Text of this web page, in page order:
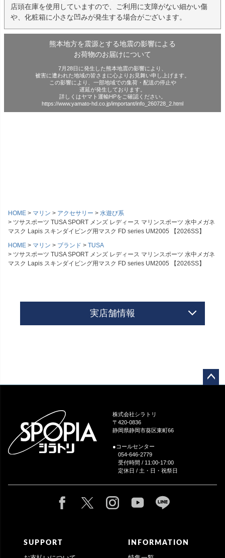
店頭在庫を使用していますので、ご利用に支障がない細かい傷
や、化粧箱に小さな凹みが発生する場合がございます。
熊本地方を震源とする地震の影響による
お荷物のお届けについて
7月28日に発生した熊本地震の影響により、
被害に遭われた地域の皆さまに心よりお見舞い申し上げます。
この影響により、一部地域での集荷・配送の停止や
遅延が発生しております。
詳しくはヤマト運輸HPをご確認ください。
https://www.yamato-hd.co.jp/important/info_260728_2.html
HOME マリン アクセサリー
水遊び系
ツサスポーツ TUSA SPORT メンズ レディース マリンスポーツ 水中メガネ
マスク Lapis スキンダイビング用マスク FD series UM2005 【2026SS】
HOME
マリン ブランド
TUSA
ツサスポーツ TUSA SPORT メンズ レディース マリンスポーツ 水中メガネ
マスク Lapis スキンダイビング用マスク FD series UM2005 【2026SS】
実店舗情報
株式会社シラトリ
〒420-0836
静岡県静岡市葵区東町66
●コールセンター
054-646-2779
受付時間 / 11:00-17:00
定休日 / 土・日・祝祭日
SUPPORT INFORMATION